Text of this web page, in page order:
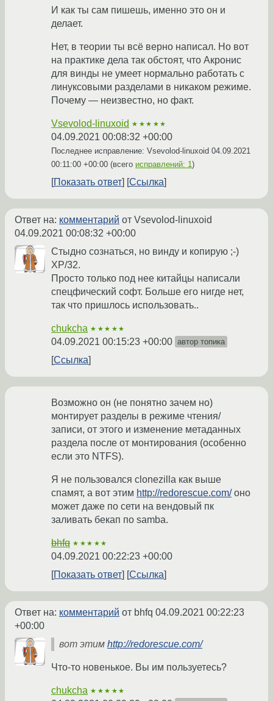
И как ты сам пишешь, именно это он и
делает.
Нет, в теории ты всё верно написал. Но вот
на практике дела так обстоят, что Акронис
для винды не умеет нормально работать с
линуксовыми разделами в никаком режиме.
Почему — неизвестно, но факт.
Vsevolod-linuxoid ★★★★★
04.09.2021 00:08:32 +00:00
Последнее исправление: Vsevolod-linuxoid 04.09.2021
00:11:00 +00:00 (всего исправлений: 1)
Показать ответ Ссылка
Ответ на: комментарий от Vsevolod-linuxoid
04.09.2021 00:08:32 +00:00
Стыдно сознаться, но винду и копирую ;-)
XP/32.
Просто только под нее китайцы написали
спецфический софт. Больше его нигде нет,
так что пришлось использовать..
chukcha ★★★★★
04.09.2021 00:15:23 +00:00 автор топика
Ссылка
Возможно он (не понятно зачем но)
монтирует разделы в режиме чтения/
записи, от этого и изменение метаданных
раздела после от монтирования (особенно
если это NTFS).
Я не пользовался clonezilla как выше
спамят, а вот этим http://redorescue.com/оно
может даже по сети на вендовый пк
заливать бекап по samba.
bhfq ★★★★★
04.09.2021 00:22:23 +00:00
Показать ответ
Ссылка
Ответ на: комментарий от bhfq 04.09.2021 00:22:23
+00:00
вот этим http://redorescue.com/
Что-то новенькое. Вы им пользуетесь?
chukcha ★★★★★